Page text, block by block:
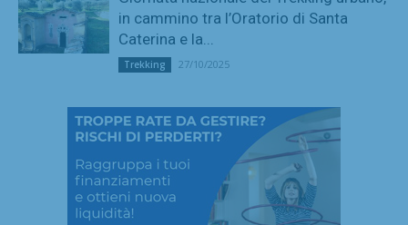
in cammino tra l’Oratorio di Santa
Caterina e la...
Trekking 27/10/2025